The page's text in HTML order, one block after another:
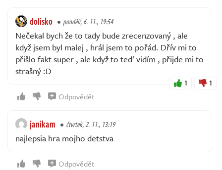
dolisko pondělí, 6. 11., 19:54
Nečekal bych že to tady bude zrecenzovaný , ale
když jsem byl malej , hrál jsem to pořád. Dřív mi to
přišlo fakt super , ale když to teď vidím , přijde mi to
strašný :D
1 1
Odpovědět
janikam čtvrtek, 2. 11., 13:19
najlepsia hra mojho detstva
Odpovědět